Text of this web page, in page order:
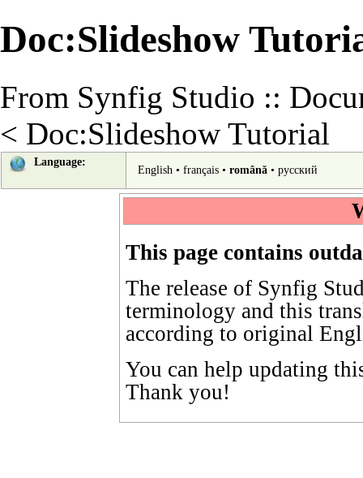
Doc:Slideshow
From Synfig Studio ::
< Doc:Slideshow Tutorial
Language:
English• français• română• русский
This page contains
The release of Synfig
terminology and this
according to original
You can help updating
Thank you!